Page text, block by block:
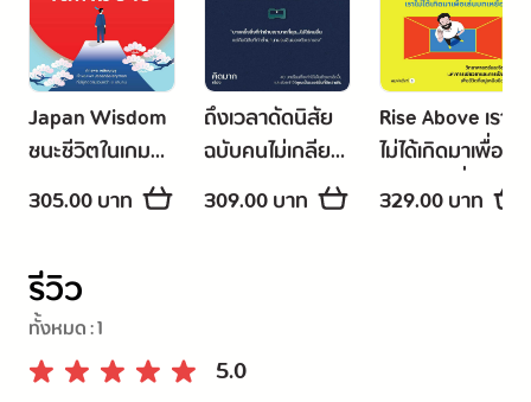
Japan Wisdom
ชนะชีวิตในเกม
ยาว
305.00 บาท
ถึงเวลาดัดนิสัย
ฉบับคนไม่เกลียด
ตัวเอง
309.00 บาท
Rise Above เรา
ไม่ได้เกิดมาเพื่อ
เล่นบทเหยื่อ
329.00 บาท
รีวิว
ทั้งหมด :1
5.0